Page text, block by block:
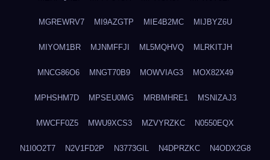
MGREWRV7 MI9AZGTP MIE4B2MC MIJBYZ6U
MIYOM1BR MJNMFFJI ML5MQHVQ MLRKITJH
MNCG86O6 MNGT70B9 MOWVIAG3 MOX82X49
MPHSHM7D MPSEU0MG MRBMHRE1 MSNIZAJ3
MWCFF0Z5 MWU9XCS3 MZVYRZKC N0550EQX
N1I0O2T7 N2V1FD2P N3773GIL N4DPRZKC N4ODX2G8